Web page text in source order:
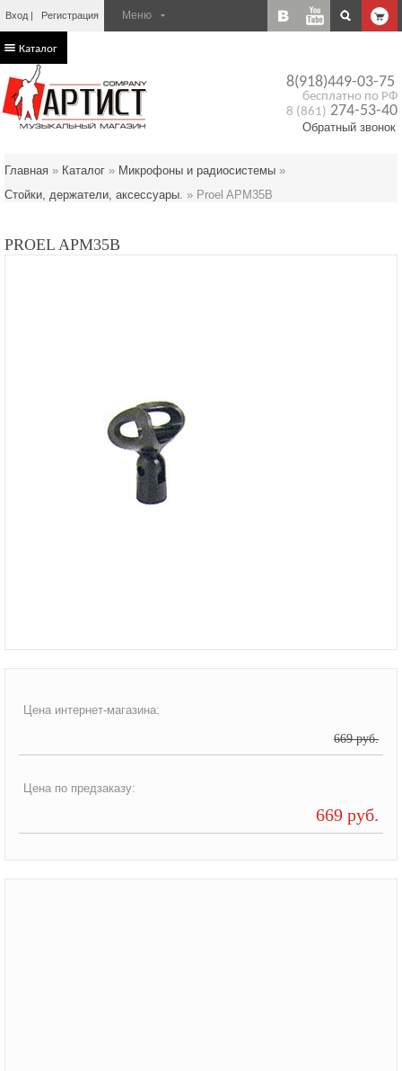
Вход Регистрация
8(918)449-03-75
бесплатно по РФ
8 (861) 274-53-40
Обратный звонок
Каталог
Главная » Каталог » Микрофоны и радиосистемы »
Стойки, держатели, аксессуары. » Proel APM35B
PROEL APM35B
Цена интернет-магазина:
669 руб.
Цена по предзаказу:
669 руб.